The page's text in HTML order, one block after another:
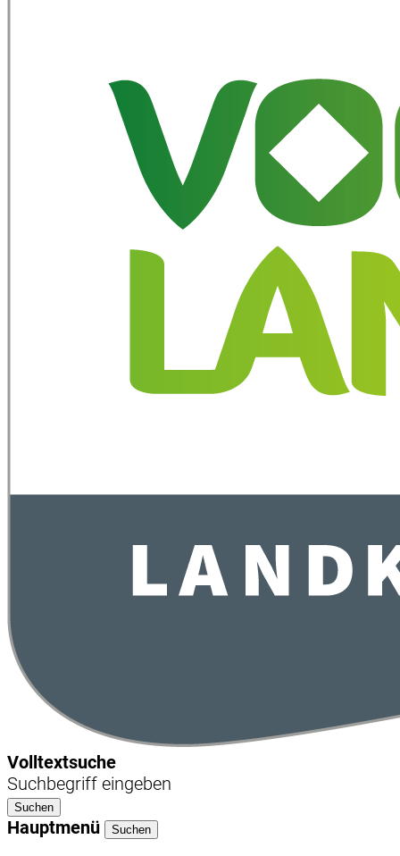
Volltextsuche
Suchbegriff eingeben
Suchen
Hauptmenü Suchen